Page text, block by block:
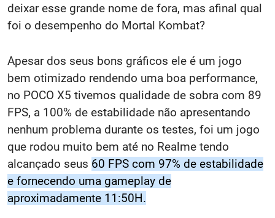
deixar esse grande nome de fora, mas afinal qual
foi o desempenho do Mortal Kombat?
Apesar dos seus bons gráficos ele é um jogo
bem otimizado rendendo uma boa performance,
no POCO X5 tivemos qualidade de sobra com 89
FPS, a 100% de estabilidade não apresentando
nenhum problema durante os testes, foi um jogo
que rodou muito bem até no Realme tendo
alcançado seus 60 FPS com 97% de estabilidade
e fornecendo uma gameplay de
aproximadamente 11:50H.